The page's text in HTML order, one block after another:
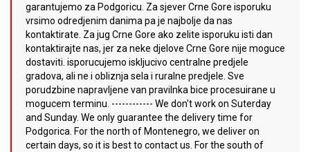
garantujemo za Podgoricu. Za sjever Crne Gore isporuku
vrsimo odredjenim danima pa je najbolje da nas
kontaktirate. Za jug Crne Gore ako zelite isporuku isti dan
kontaktirajte nas, jer za neke djelove Crne Gore nije moguce
dostaviti. isporucujemo iskljucivo centralne predjele
gradova, ali ne i obliznja sela i ruralne predjele. Sve
porudzbine napravljene van pravilnka bice procesuirane u
mogucem terminu. ------------ We don't work on Suterday
and Sunday. We only guarantee the delivery time for
Podgorica. For the north of Montenegro, we deliver on
certain days, so it is best to contact us. For the south of